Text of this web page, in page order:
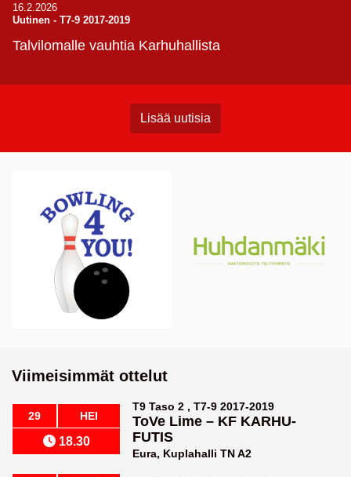
16.2.2026
Uutinen - T7-9 2017-2019
Talvilomalle vauhtia Karhuhallista
Lisää uutisia
Viimeisimmät ottelut
29 HEI
18.30
T9 Taso 2 , T7-9 2017-2019
ToVe Lime – KF KARHU-
FUTIS
Eura, Kuplahalli TN A2